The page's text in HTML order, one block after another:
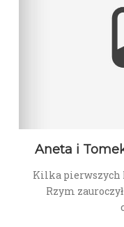
Aneta i
Kilka pierwszych
Rzym